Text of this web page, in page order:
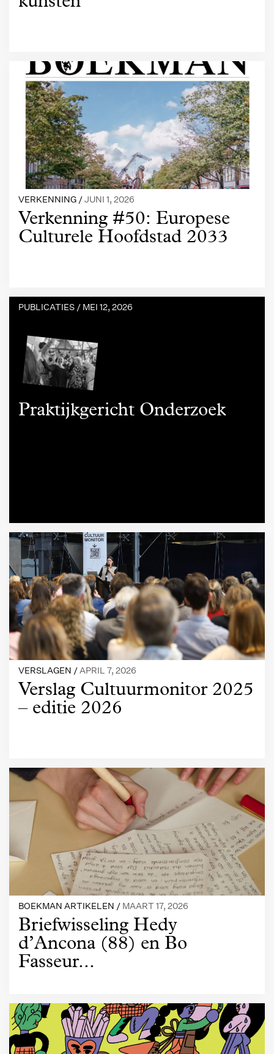
Verkenning #50: Europese
Culturele Hoofdstad 2033
VERKENNING /JUNI 1, 2026
Praktijkgericht Onderzoek
PUBLICATIES / MEI 12, 2026
Verslag Cultuurmonitor 2025
– editie 2026
VERSLAGEN /APRIL 7, 2026
Briefwisseling Hedy
d’Ancona (88) en Bo
Fasseur...
BOEKMAN ARTIKELEN / MAART 17, 2026